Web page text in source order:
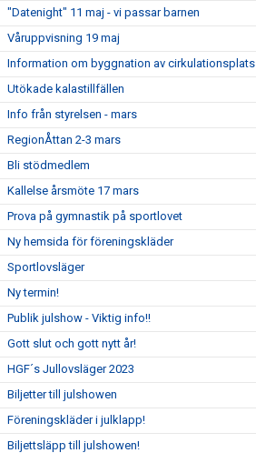
"Datenight" 11 maj - vi passar barnen
Våruppvisning 19 maj
Information om byggnation av cirkulationsplats
Utökade kalastillfällen
Info från styrelsen - mars
RegionÅttan 2-3 mars
Bli stödmedlem
Kallelse årsmöte 17 mars
Prova på gymnastik på sportlovet
Ny hemsida för föreningskläder
Sportlovsläger
Ny termin!
Publik julshow - Viktig info!!
Gott slut och gott nytt år!
HGF´s Jullovsläger 2023
Biljetter till julshowen
Föreningskläder i julklapp!
Biljettsläpp till julshowen!